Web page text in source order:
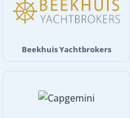
Beekhuis Yachtbrokers